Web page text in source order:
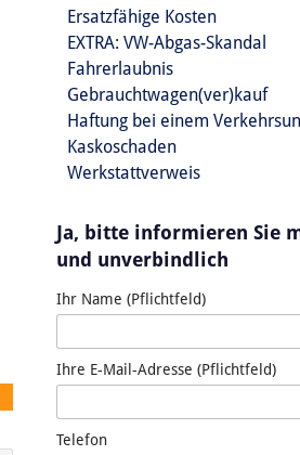
Ersatzfähige Kosten
EXTRA: VW-Abgas-Skandal
Fahrerlaubnis
Gebrauchtwagen(ver)kauf
Haftung bei einem
Kaskoschaden
Werkstattverweis
Ja, bitte informieren Sie
und unverbindlich
Ihr Name (Pflichtfeld)
Ihre E-Mail-Adresse (Pflichtfeld)
Telefon